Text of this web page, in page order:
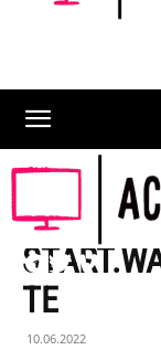
ACTIVAR
TE
10.06.2022